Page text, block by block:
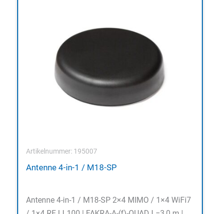
Artikelnummer: 195007
Antenne 4-in-1 / M18-SP
Antenne 4-in-1 / M18-SP 2×4 MIMO / 1×4 WiFi7